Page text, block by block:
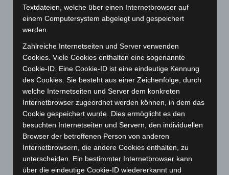
November 2025(114)
Oktober 2025
September 2025(93)
August 2025(90)
Juli 2025(90)
Juni 2025(103)
Mai 2025(112)
April 2025(88)
März 2025(111)
Februar 2025(96)
Januar 2025(88)
Textdateien, welche über einen Internetbrowser auf
einem Computersystem abgelegt und gespeichert
werden.
Zahlreiche Internetseiten und Server verwenden
Cookies. Viele Cookies enthalten eine sogenannte
Cookie-ID. Eine Cookie-ID ist eine eindeutige Kennung
des Cookies. Sie besteht aus einer Zeichenfolge, durch
welche Internetseiten und Server dem konkreten
Internetbrowser zugeordnet werden können, in dem das
Cookie gespeichert wurde. Dies ermöglicht es den
besuchten Internetseiten und Servern, den individuellen
Browser der betroffenen Person von anderen
Internetbrowsern, die andere Cookies enthalten, zu
unterscheiden. Ein bestimmter Internetbrowser kann
über die eindeutige Cookie-ID wiedererkannt und